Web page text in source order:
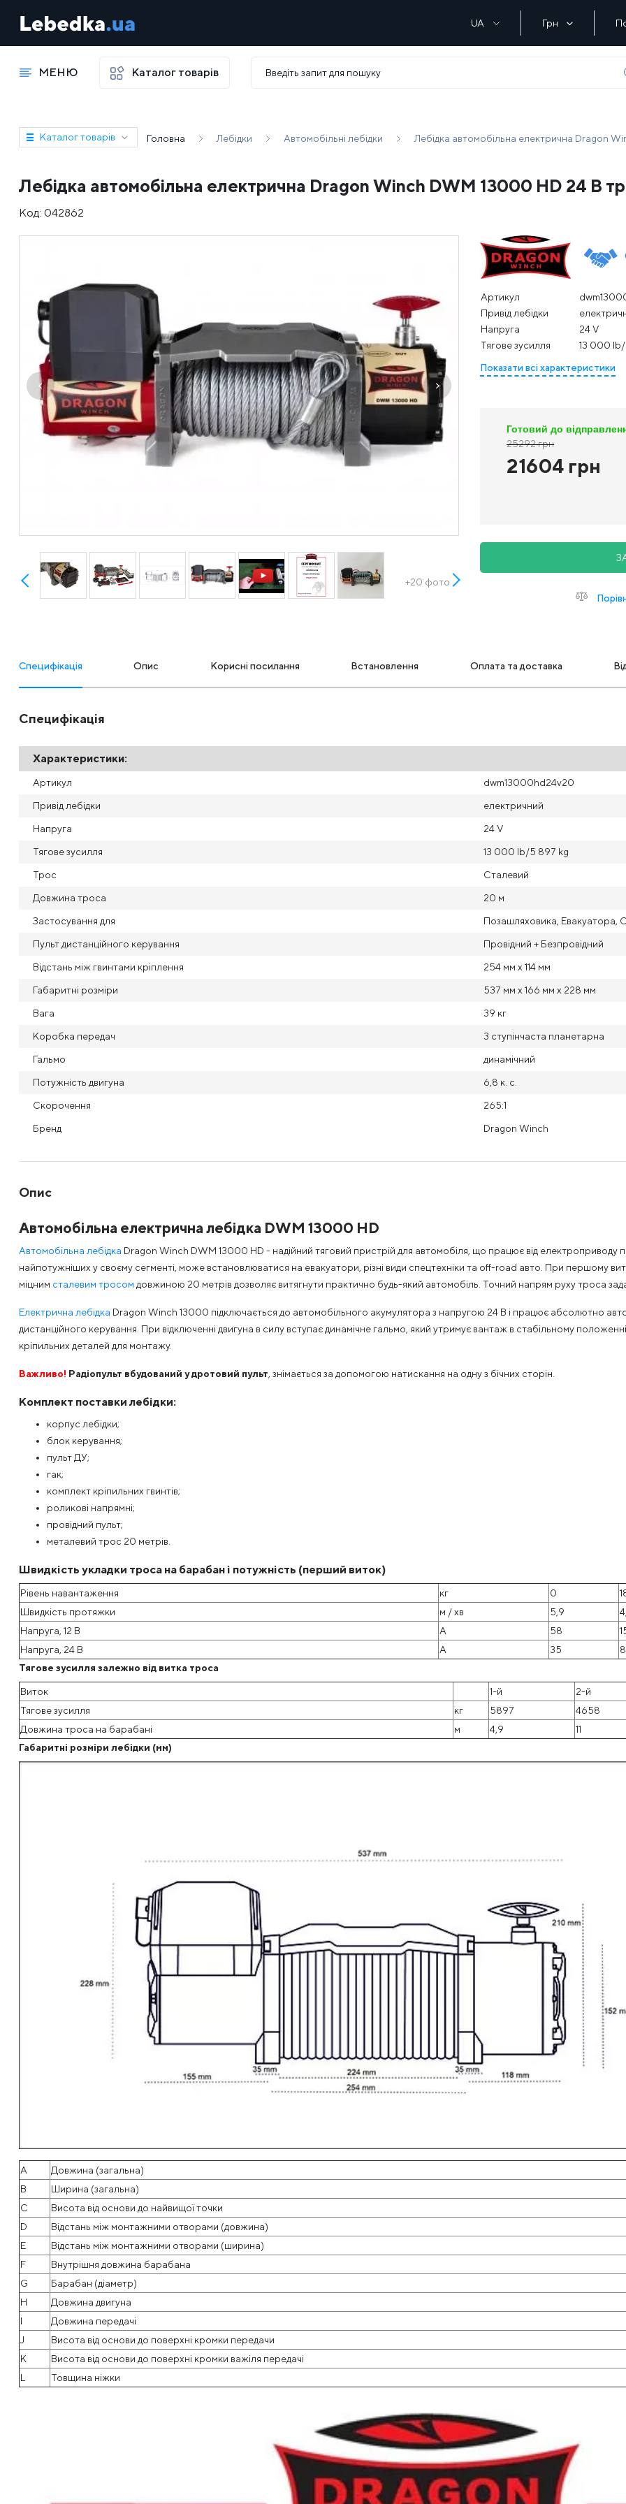
UA Грн
МЕНЮ Каталог товарів
Каталог товарів Головна Лебідки Автомобільні лебідки Лебідка автомобільна електрична Dragon
Лебідка автомобільна електрична Dragon Winch DWM 13000 HD 24 В
Код: 042862
+20 фото
Артикул
Привід лебідки
Напруга
24 V
Тягове зусилля
13 000
Показати всі характеристики
Готовий до
25292 грн
21604 грн
Специфікація Опис Корисні посилання Встановлення Оплата та доставка
Специфікація
Характеристики:
Артикул dwm13000hd24v20
Привід лебідки електричний
Напруга 24 V
Тягове зусилля 13 000 Ib/5 897 kg
Трос Сталевий
Довжина троса 20 м
Застосування для Позашляховика, Евакуатора,
Пульт дистанційного керування Провідний + Безпровідний
Відстань між гвинтами кріплення 254 мм х 114 мм
Габаритні розміри 537 мм х 166 мм х 228 мм
Вага 39 кг
Коробка передач 3 ступінчаста планетарна
Гальмо динамічний
Потужність двигуна 6,8 к. с.
Скорочення 265:1
Бренд Dragon Winch
Опис
Автомобільна електрична лебідка DWM 13000 HD
Автомобільна лебідка Dragon Winch DWM 13000 HD - надійний тяговий пристрій для автомобіля, що працює від електроприводу
найпотужніших у своєму сегменті, може встановлюватися на евакуатори, різні види спецтехніки та off-road авто. При першому
міцним сталевим тросом довжиною 20 метрів дозволяє витягнути практично будь-який автомобіль. Точний напрям руху троса
Електрична лебідка Dragon Winch 13000 підключається до автомобільного акумулятора з напругою 24 В і працює абсолютно
дистанційного керування. При відключенні двигуна в силу вступає динамічне гальмо, який утримує вантаж в стабільному
кріпильних деталей для монтажу.
Важливо! Радіопульт вбудований у дротовий пульт , знімається за допомогою натискання на одну з бічних сторін.
Комплект поставки лебідки:
корпус лебідки;
блок керування;
пульт ДУ;
гак;
комплект кріпильних гвинтів;
роликові напрямні;
провідний пульт;
металевий трос 20 метрів.
Швидкість укладки троса на барабан і потужність (перший виток)
Рівень навантаження кг 0
Швидкість протяжки
м / хв 5,9
Напруга, 12 В
А 58
Напруга, 24 В
А 35
Тягове зусилля залежно від витка троса
Виток 1-й 2-й
Тягове зусилля
кг 5897 4658
Довжина троса на барабані
м 4,9 11
Габаритні розміри лебідки (мм)
A Довжина (загальна)
B
Ширина (загальна)
C
Висота від основи до найвищої точки
D
Відстань між монтажними отворами (довжина)
E
Відстань між монтажними отворами (ширина)
F
Внутрішня довжина барабана
G
Барабан (діаметр)
H
Довжина двигуна
I
Довжина передачі
J
Висота від основи до поверхні кромки передачи
K
Висота від основи до поверхні кромки важіля передачі
L
Товщина ніжки